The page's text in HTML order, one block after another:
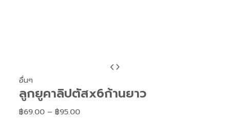
อื่นๆ
ลูกยูคาลิปตัสx6ก้านยาว
฿69.00 – ฿95.00
฿69.00
฿95.00
ลูก
ยู
คา
ลิ